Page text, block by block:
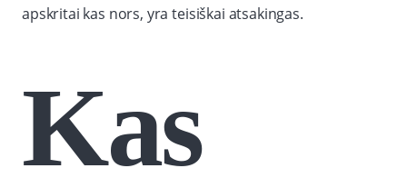
apskritai kas nors, yra teisiškai atsakingas.
Kas